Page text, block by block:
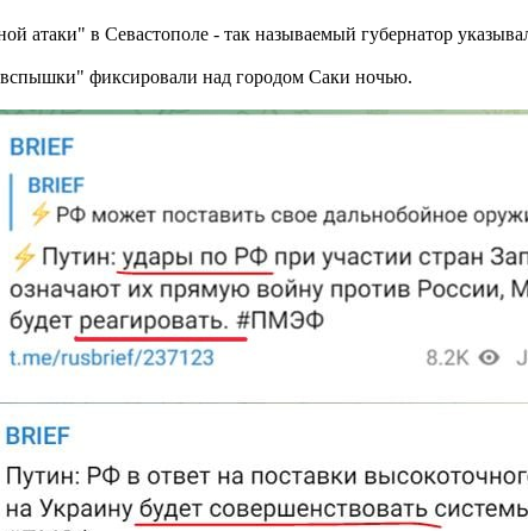
атаки" в Севастополе - так называемый губернатор
фиксировали над городом Саки ночью.